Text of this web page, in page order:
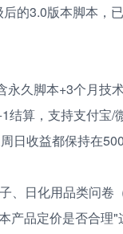
的3.0版本脚本，
久脚本+3个月技
结算，支持支付宝
日收益都保持在
、日化用品类问卷
产品定价是否合理